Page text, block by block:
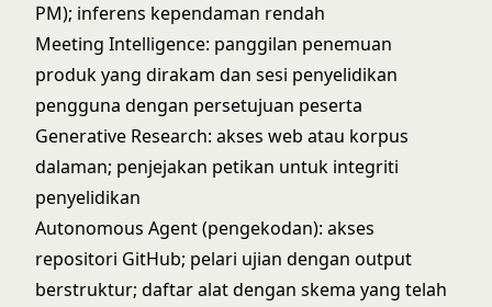
PM); inferens kependaman rendah
Meeting Intelligence: panggilan penemuan
produk yang dirakam dan sesi penyelidikan
pengguna dengan persetujuan peserta
Generative Research: akses web atau korpus
dalaman; penjejakan petikan untuk integriti
penyelidikan
Autonomous Agent (pengekodan): akses
repositori GitHub; pelari ujian dengan output
berstruktur; daftar alat dengan skema yang telah